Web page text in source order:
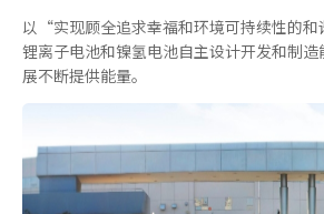
以“实现顾全追求幸福和环境可持续性的
锂离子电池和镍氢电池自主设计开发和制
展不断提供能量。